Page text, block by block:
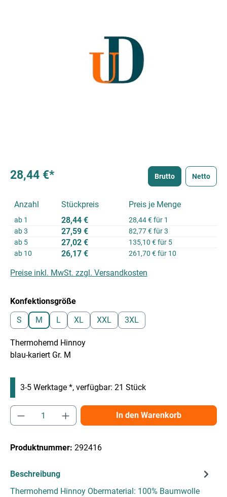
28,44 €* Brutto Netto
Anzahl Stückpreis Preis je Menge
ab 1 28,44 €
28,44 € für 1
ab3 27,59 €
82,77 € für 3
ab 5 27,02 €
135,10 € für 5
ab 10 26,17 € 261,70 € für 10
Preise inkl. MwSt. zzgl. Versandkosten
Konfektionsgrößeauswählen
S
M L XL XXL 3XL
Thermohemd Hinnoy
blau-kariert Gr. M
3-5 Werktage *, verfügbar: 21 Stück
Produkt Anzahl: Gib den gewünschten
In den Warenkorb
Produktnummer: 292416
Beschreibung
Thermohemd Hinnoy Obermaterial: 100% Baumwolle